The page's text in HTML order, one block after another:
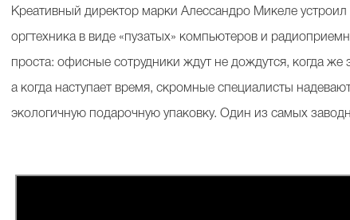
Креативный директор марки Алессандро Микеле
оргтехника в виде «пузатых» компьютеров и
проста: офисные сотрудники ждут не дождутся, когда же
а когда наступает время, скромные специалисты
экологичную подарочную упаковку. Один из самых